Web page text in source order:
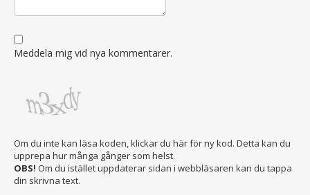
Meddela mig vid nya kommentarer.
Om du inte kan läsa koden, klickar du här för ny kod. Detta kan du
upprepa hur många gånger som helst.
OBS! Om du istället uppdaterar sidan i webbläsaren kan du tappa
din skrivna text.